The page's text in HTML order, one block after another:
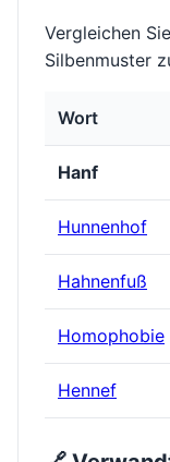
Vergleichen Sie
Silbenmuster
Wort
Hanf
Hunnenhof
Hahnenfuß
Homophobie
Hennef